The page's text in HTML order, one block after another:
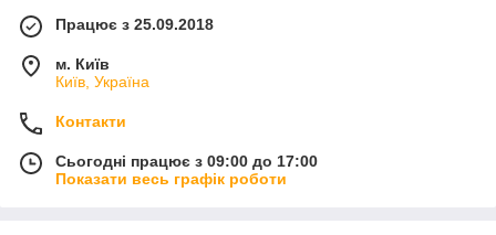
Працює з 25.09.2018
м. Київ
Київ, Україна
Контакти
Сьогодні працює з 09:00 до 17:00
Показати весь графік роботи